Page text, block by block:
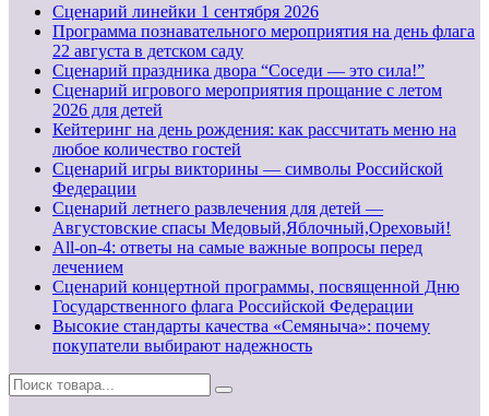
Cценарий линейки 1 сентября 2026
Программа познавательного мероприятия на день флага
22 августа в детском саду
Сценарий праздника двора “Соседи — это сила!”
Сценарий игрового мероприятия прощание с летом
2026 для детей
Кейтеринг на день рождения: как рассчитать меню на
любое количество гостей
Сценарий игры викторины — символы Российской
Федерации
Сценарий летнего развлечения для детей —
Августовские спасы Медовый,Яблочный,Ореховый!
All-on-4: ответы на самые важные вопросы перед
лечением
Сценарий концертной программы, посвященной Дню
Государственного флага Российской Федерации
Высокие стандарты качества «Семяныча»: почему
покупатели выбирают надежность